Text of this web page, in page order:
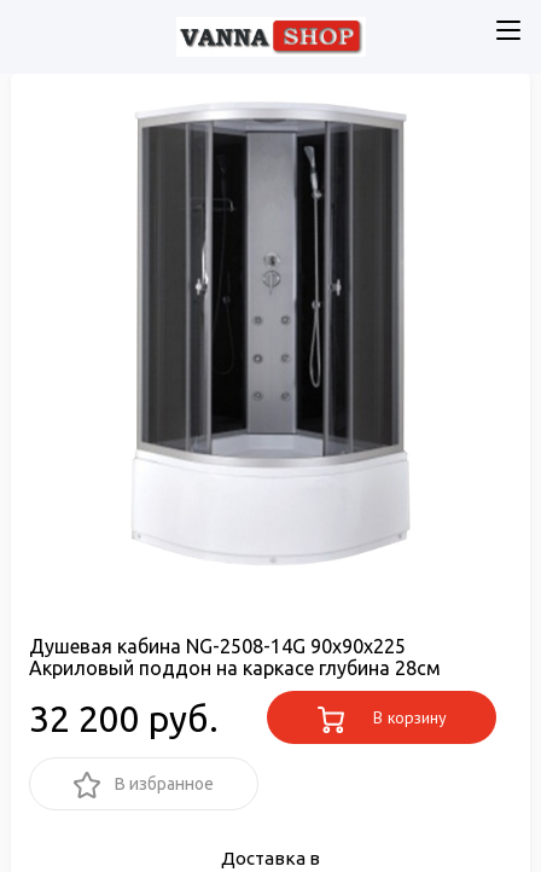
Душевая кабина NG-2508-14G 90х90х225
Акриловый поддон на каркасе глубина 28см
32 200 руб. В корзину
В избранное
Доставка в